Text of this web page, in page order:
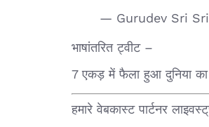
— Gurudev Sri Sri
भाषांतरित ट्वीट –
7 एकड़ में फैला हुआ दुनिया का
हमारे वेबकास्ट पार्टनर